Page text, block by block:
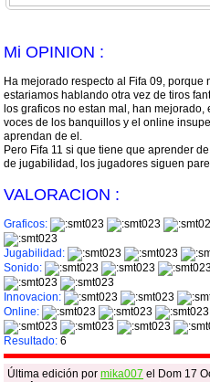
Mi OPINION :
Ha mejorado respecto al Fifa 09, porque
estariamos hablando otra vez de tiros
los graficos no estan mal, han
voces de los banquillos y el online
aprendan de el.
Pero Fifa 11 si que tiene que aprender
de jugabilidad, los jugadores siguen
VALORACION :
Graficos:
Jugabilidad:
Sonido:
Innovacion:
Online:
Resultado: 6
Última edición por mika007 el Dom 17